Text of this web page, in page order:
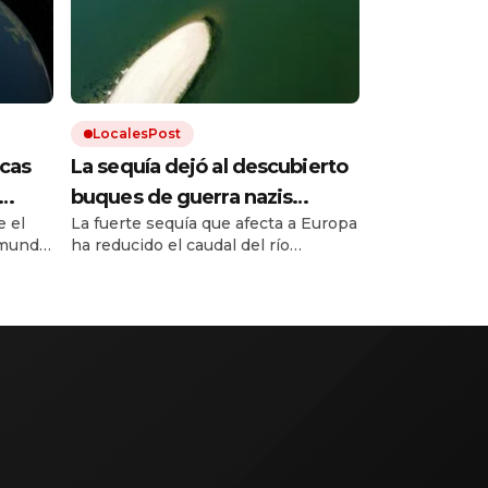
el
LocalesPost
La sequía dejó al descubierto
buques de guerra nazis
hundidos en un río europeo
La fuerte sequía que afecta a Europa
ha reducido el caudal del río
de buques de guerra alemanes